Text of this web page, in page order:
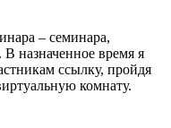
– семинара,
В назначенное время я
ссылку, пройдя
комнату.